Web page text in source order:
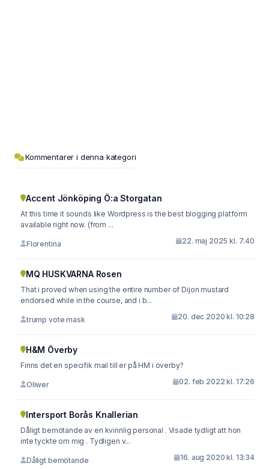
Kommentarer i denna kategori
Accent Jönköping Ö:a Storgatan
At this time it sounds like Wordpress is the best blogging platform
available right now. (from ...
Florentina 22. maj 2025 kl. 7:40
MQ HUSKVARNA Rosen
That i proved when using the entire number of Dijon mustard
endorsed while in the course, and i b...
trump vote mask 20. dec 2020 kl. 10:28
H&M Överby
Finns det en specifik mail till er på HM i överby?
Oliwer 02. feb 2022 kl. 17:26
Intersport Borås Knallerian
Dåligt bemötande av en kvinnlig personal . Visade tydligt att hon
inte tyckte om mig . Tydligen v...
Dåligt bemötande 16. aug 2020 kl. 13:34